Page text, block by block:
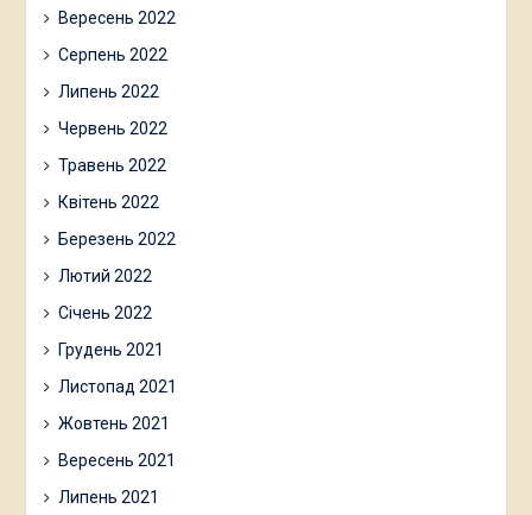
Вересень 2022
Серпень 2022
Липень 2022
Червень 2022
Травень 2022
Квітень 2022
Березень 2022
Лютий 2022
Січень 2022
Грудень 2021
Листопад 2021
Жовтень 2021
Вересень 2021
Липень 2021